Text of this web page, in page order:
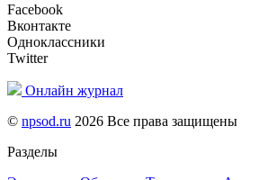
Facebook
Вконтакте
Одноклассники
Twitter
Онлайн журнал
© npsod.ru 2026 Все права защищены
Разделы